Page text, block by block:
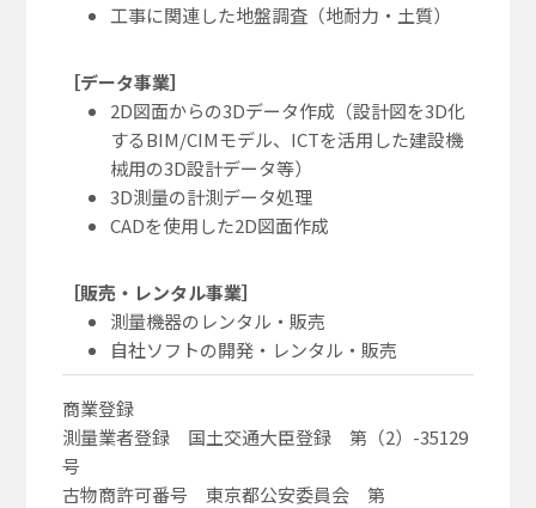
工事に関連した地盤調査（地耐力・土質）
［データ事業］
2D図面からの3Dデータ作成（設計図を3D化
するBIM/CIMモデル、ICTを活用した建設機
械用の3D設計データ等）
3D測量の計測データ処理
CADを使用した2D図面作成
［販売・レンタル事業］
測量機器のレンタル・販売
自社ソフトの開発・レンタル・販売
商業登録
測量業者登録 国土交通大臣登録 第（2）-35129
号
古物商許可番号 東京都公安委員会 第